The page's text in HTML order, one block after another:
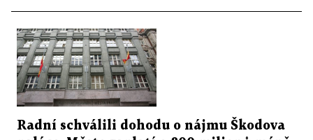
Radní schválili dohodu o nájmu Škodova